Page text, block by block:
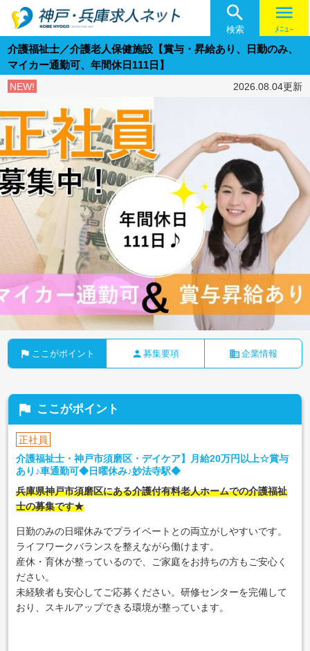

検索
menu
ﾒﾆｭｰ
介護福祉士／介護老人保健施設【賞与・昇給あり、日勤のみ、
マイカー通勤可、年間休日111日】
NEW! 2026.08.04更新
flag ここがポイント person 募集要項 business 企業情報
flag ここがポイント
正社員
介護福祉士・神戸市須磨区・デイケア】月給20万円以上☆賞与
あり♪車通勤可◆日曜休み♪妙法寺駅◆
兵庫県神戸市須磨区にある介護付有料老人ホームでの介護福祉
士の募集です★
日勤のみの日曜休みでプライベートとの両立がしやすいです。
ライフワークバランスを整えながら働けます。
産休・育休が整っているので、ご家庭をお持ちの方もご安心く
ださい。
未経験者も安心してご応募ください。研修センターを完備して
おり、スキルアップできる環境が整っています。